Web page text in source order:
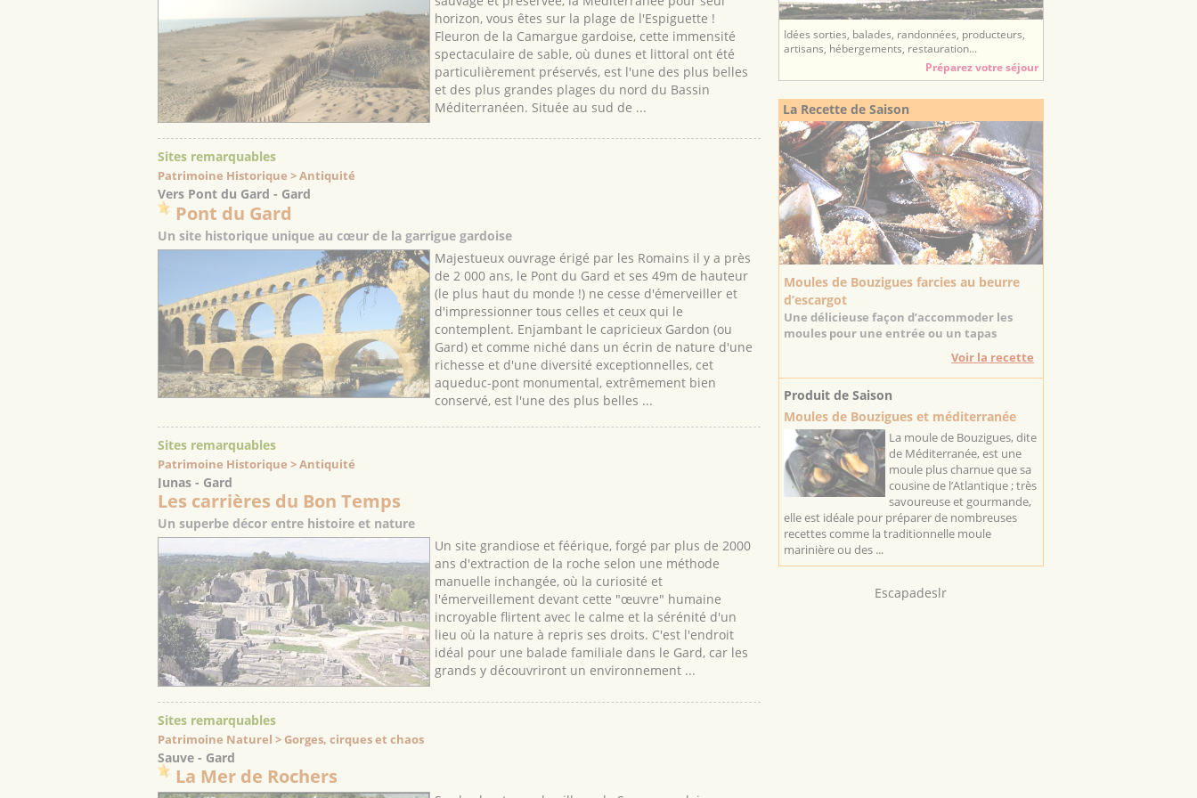
horizon, vous êtes sur la plage de l'Espiguette !
Fleuron de la Camargue gardoise, cette immensité
spectaculaire de sable, où dunes et littoral ont été
particulièrement préservés, est l'une des plus belles
et des plus grandes plages du nord du Bassin
Méditerranéen. Située au sud de ...
Sites remarquables
Patrimoine Historique > Antiquité
Vers Pont du Gard - Gard
Pont du Gard
Un site historique unique au cœur de la garrigue gardoise
Majestueux ouvrage érigé par les Romains il y a près
de 2 000 ans, le Pont du Gard et ses 49m de hauteur
(le plus haut du monde !) ne cesse d'émerveiller et
d'impressionner tous celles et ceux qui le
contemplent. Enjambant le capricieux Gardon (ou
Gard) et comme niché dans un écrin de nature d'une
richesse et d'une diversité exceptionnelles, cet
aqueduc-pont monumental, extrêmement bien
conservé, est l'une des plus belles ...
Sites remarquables
Patrimoine Historique > Antiquité
Junas - Gard
Les carrières du Bon Temps
Un superbe décor entre histoire et nature
Un site grandiose et féérique, forgé par plus de 2000
ans d'extraction de la roche selon une méthode
manuelle inchangée, où la curiosité et
l'émerveillement devant cette "œuvre" humaine
incroyable flirtent avec le calme et la sérénité d'un
lieu où la nature à repris ses droits. C'est l'endroit
idéal pour une balade familiale dans le Gard, car les
grands y découvriront un environnement ...
Sites remarquables
Patrimoine Naturel > Gorges, cirques et chaos
Sauve - Gard
La Mer de Rochers
Idées sorties, balades, randonnées, producteurs,
artisans, hébergements, restauration...
Préparez votre séjour
La Recette de Saison
Moules de Bouzigues farcies au beurre
d’escargot
Une délicieuse façon d’accommoder les
moules pour une entrée ou un tapas
Voir la recette
Produit de Saison
Moules de Bouzigues et méditerranée
La moule de Bouzigues, dite
de Méditerranée, est une
moule plus charnue que sa
cousine de l’Atlantique ; très
savoureuse et gourmande,
elle est idéale pour préparer de nombreuses
recettes comme la traditionnelle moule
marinière ou des ...
Escapadeslr